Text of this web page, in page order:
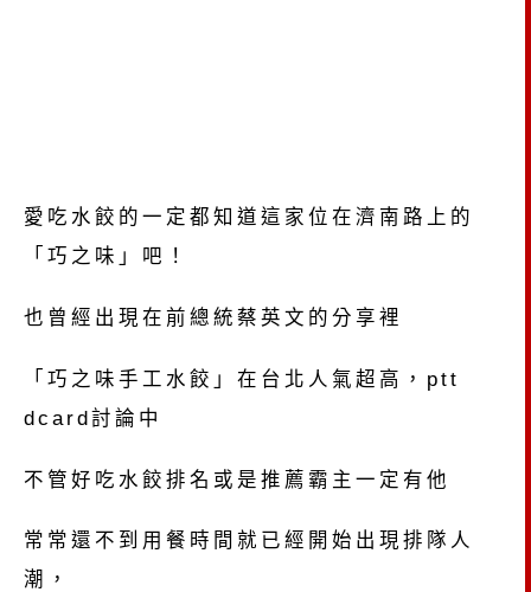
愛吃水餃的一定都知道這家位在濟南路上的
「巧之味」吧！
也曾經出現在前總統蔡英文的分享裡
「巧之味手工水餃」在台北人氣超高，ptt
dcard討論中
不管好吃水餃排名或是推薦霸主一定有他
常常還不到用餐時間就已經開始出現排隊人
潮，